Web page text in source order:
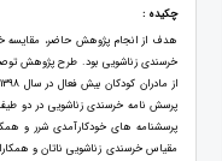
چکیده :
هدف از انجام پژوهش حاضر، مقایسه
پرسش نامه خرسندی زناشویی در دو